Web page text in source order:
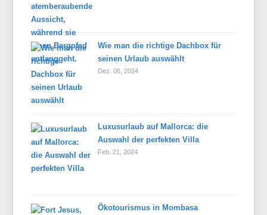
Wie man die richtige Dachbox für
seinen Urlaub auswählt
Dez. 06, 2024
Luxusurlaub auf Mallorca: die
Auswahl der perfekten Villa
Feb. 21, 2024
Ökotourismus in Mombasa